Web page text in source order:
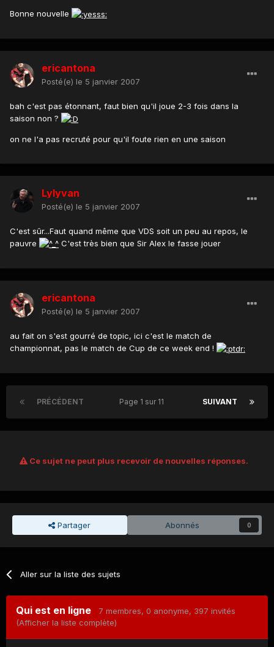
Bonne nouvelle
ericantona
Posté(e) le 5 janvier 2007
bah c'est pas étonnant, faut bien qu'il joue 2-3 fois dans la
saison non ?
on ne l'a pas recruté pour qu'il foute rien en une saison
Lylyvan
Posté(e) le 5 janvier 2007
C'est sûr...Faut quand même que VDS soit un peu au repos, le
pauvre
C'est très bien que Sir Alex le fasse jouer
ericantona
Posté(e) le 5 janvier 2007
au fait on s'est gourré de topic, ici c'est le match de
championnat, pas le match de Cup de ce week end !
PRÉCÉDENT SUIVANT
Page 1 sur 11
Ce sujet ne peut plus recevoir de nouvelles réponses.
Partager Abonnés 0
Aller sur la liste des sujets
Qui est en ligne 7 membres, 0 anonyme, 397 invités
(Afficher la liste complète)